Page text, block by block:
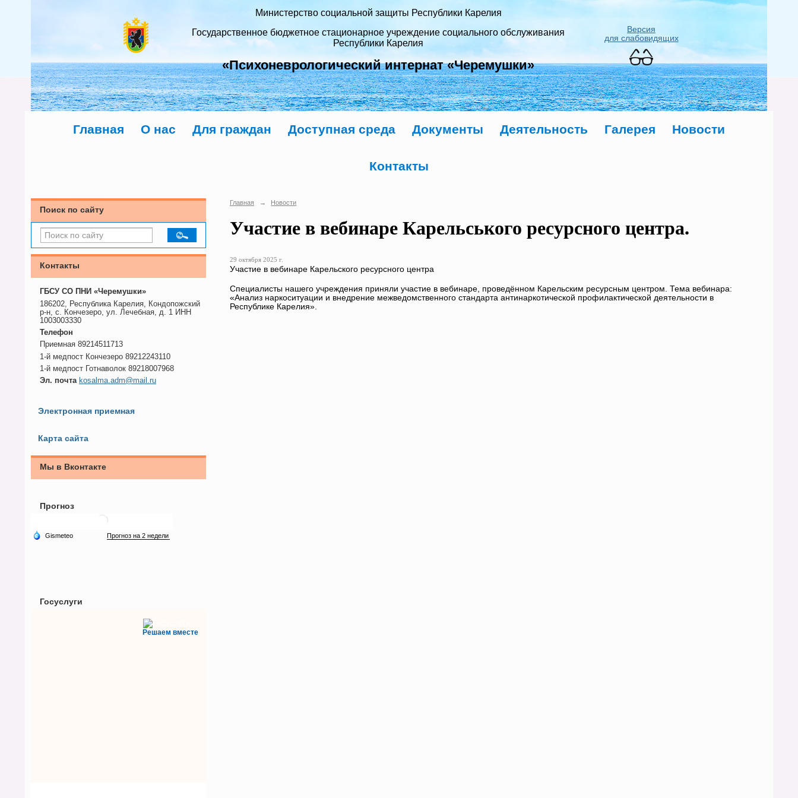
Министерство социальной защиты Республики Карелия
Государственное бюджетное стационарное учреждение социального обслуживания
Республики Карелия
«Психоневрологический интернат «Черемушки»
Версия
для слабовидящих
Главная О нас Для граждан Доступная среда Документы Деятельность Галерея Новости
Контакты
Поиск по сайту
Контакты
ГБСУ СО ПНИ «Черемушки»
186202, Республика Карелия, Кондопожский
р-н, с. Кончезеро, ул. Лечебная, д. 1 ИНН
1003003330
Телефон
Приемная 89214511713
1-й медпост Кончезеро 89212243110
1-й медпост Готнаволок 89218007968
Эл. почта kosalma.adm@mail.ru
Электронная приемная
Карта сайта
Мы в Вконтакте
Прогноз
Госуслуги
Решаем вместе
Главная → Новости
Участие в вебинаре Карельського ресурсного центра.
29 октября 2025 г.
Участие в вебинаре Карельского ресурсного центра
Специалисты нашего учреждения приняли участие в вебинаре, проведённом Карельским ресурсным центром. Тема вебинара:
«Анализ наркоситуации и внедрение межведомственного стандарта антинаркотической профилактической деятельности в
Республике Карелия».